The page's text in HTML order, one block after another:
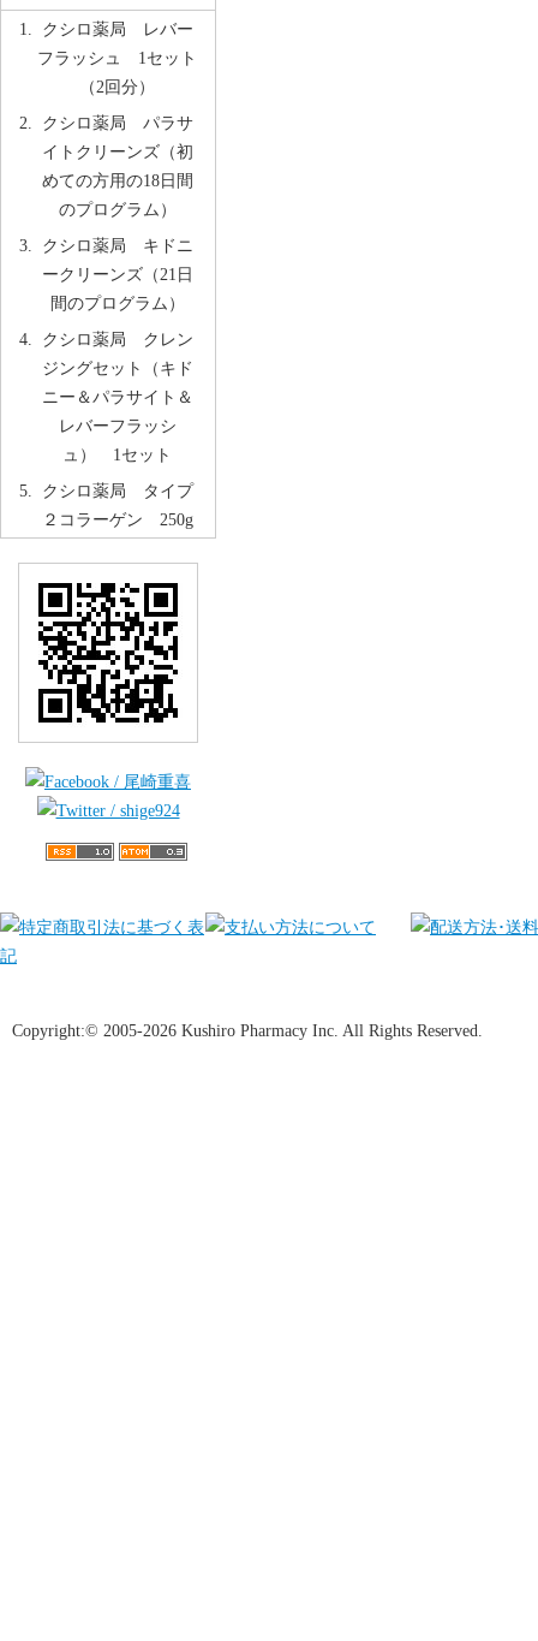
クシロ薬局 レバー
フラッシュ 1セット
（2回分）
クシロ薬局 パラサ
イトクリーンズ（初
めての方用の18日間
のプログラム）
クシロ薬局 キドニ
ークリーンズ（21日
間のプログラム）
クシロ薬局 クレン
ジングセット（キド
ニー＆パラサイト＆
レバーフラッシ
ュ） 1セット
クシロ薬局 タイプ
２コラーゲン 250g
Copyright:© 2005-2026 Kushiro Pharmacy Inc. All Rights Reserved.